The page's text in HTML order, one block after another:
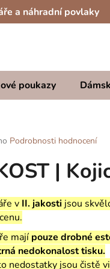
a náhradní povlaky
poukazy
Podrobnosti hodnocení
|
v II. jakosti jsou
mají pouze drobné
nedokonalost tisku.
nedostatky jsou čistě